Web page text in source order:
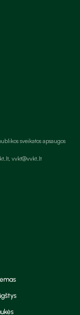
sveikatos apsaugos
vvkt@vvkt.lt